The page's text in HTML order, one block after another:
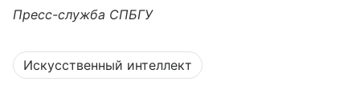
Пресс-служба СПБГУ
Искусственный интеллект